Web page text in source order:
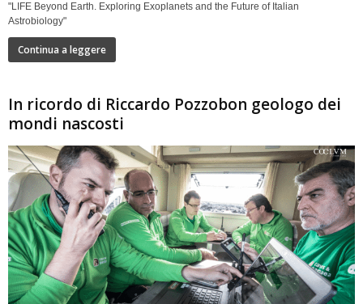
"LIFE Beyond Earth. Exploring Exoplanets and the Future of Italian
Astrobiology"
Continua a leggere
In ricordo di Riccardo Pozzobon geologo dei
mondi nascosti